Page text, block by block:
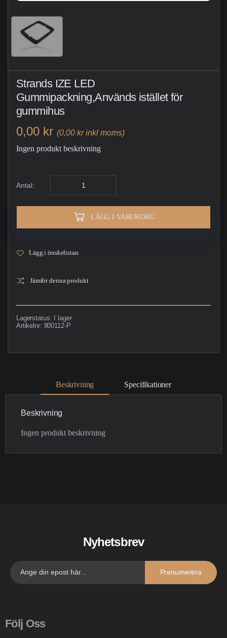
Strands IZE LED
Gummipackning,Används istället för
gummihus
0,00 kr (0,00 kr inkl moms)
Ingen produkt beskrivning
Antal:
LÄGG I VARUKORG
Lägg i önskelistan
Jämför denna produkt
Lagerstatus:
I lager
Artikelnr: 800112-P
Beskrivning Specifikationer
Beskrivning
Ingen produkt beskrivning
Nyhetsbrev
Prenumerera
Följ Oss